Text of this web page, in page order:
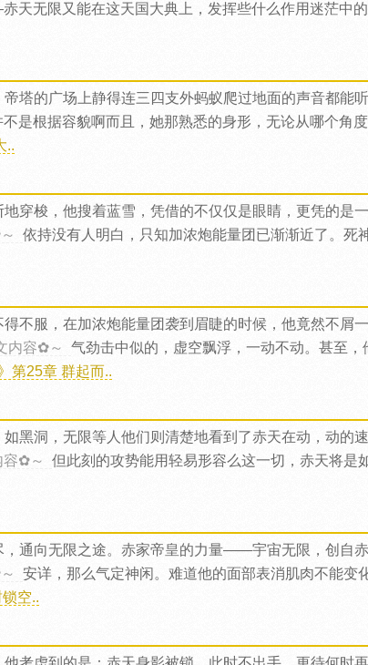
天无限又能在这天国大典上，发挥些什么作用迷茫中
帝塔的广场上静得连三四支外蚂蚁爬过地面的声音都能
不是根据容貌啊而且，她那熟悉的身形，无论从哪个角
..
地穿梭，他搜着蓝雪，凭借的不仅仅是眼睛，更凭的是
依持没有人明白，只知加浓炮能量团已渐渐近了。死
得不服，在加浓炮能量团袭到眉睫的时候，他竟然不
内容✿～
气劲击中似的，虚空飘浮，一动不动。甚至
第25章 群起而..
如黑洞，无限等人他们则清楚地看到了赤天在动，动的
容✿～ 但此刻的攻势能用轻易形容么这一切，赤天将是
，通向无限之途。赤家帝皇的力量——宇宙无限，创自
安详，那么气定神闲。难道他的面部表消肌肉不能变
空..